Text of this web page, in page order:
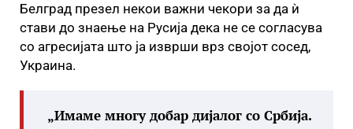
Белград презел некои важни чекори за да ѝ
стави до знаење на Русија дека не се согласува
со агресијата што ја изврши врз својот сосед,
Украина.
„Имаме многу добар дијалог со Србија.